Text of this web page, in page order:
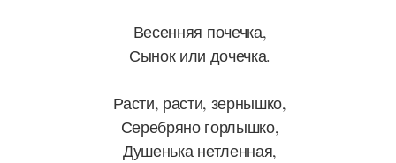
Весенняя почечка,
Сынок или дочечка.
Расти, расти, зернышко,
Серебряно горлышко,
Душенька нетленная,